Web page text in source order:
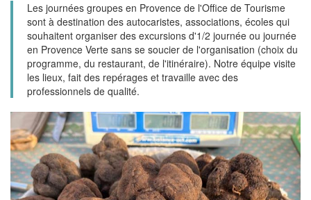
Les journées groupes en Provence de l'Office de Tourisme
sont à destination des autocaristes, associations, écoles qui
souhaitent organiser des excursions d'1/2 journée ou journée
en Provence Verte sans se soucier de l'organisation (choix du
programme, du restaurant, de l'itinéraire). Notre équipe visite
les lieux, fait des repérages et travaille avec des
professionnels de qualité.